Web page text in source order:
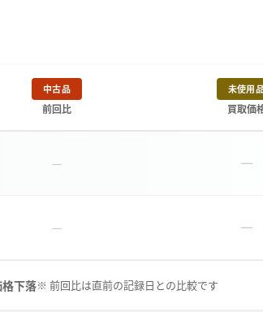
中古品
前回比
未使用
買取価
－ －
－ －
下落※ 前回比は直前の記録日との比較です